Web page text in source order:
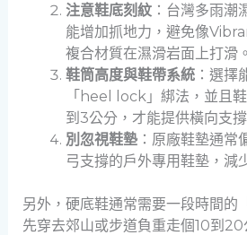
注意鞋底刻紋：台灣多雨潮
能增加抓地力，避免像
複合材質在濕滑岩面上打滑。
鞋筒高度與鞋帶系統：選擇
「heel lock」綁法，並且
到3公分，才能提供橫向支撐
別忽視鞋墊：原廠鞋墊通常
弓支撐的戶外專用鞋墊，減
另外，硬底鞋通常需要一段時間
先穿去郊山或步道負重走個10到